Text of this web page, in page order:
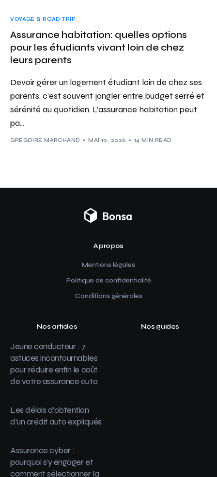
VOYAGE & ROAD TRIP
Assurance habitation: quelles options
pour les étudiants vivant loin de chez
leurs parents
Devoir gérer un logement étudiant loin de chez ses
parents, c’est souvent jongler entre budget serré et
sérénité au quotidien. L’assurance habitation peut
pa...
GRÉGOIRE MARCHAND MAI 10, 2026 14 MIN READ
A propos
Mentions légales
Politique de confidentialité
Conditions générales
Nos articles
Jeune conducteur : 7
astuces incontournables
pour réduire enfin le coût
de votre assurance auto
Les délais d’obtention
d’un crédit auto expliqués
Assurance cyber :
pourquoi s’y engager et
comment sélectionner la
Nos guides